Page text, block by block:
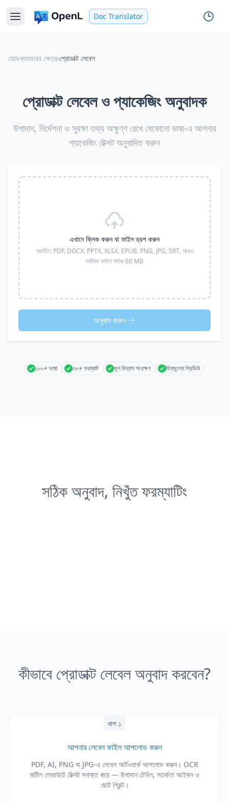
Doc Translator
হোম›ব্যবহারের ক্ষেত্র›প্রোডাক্ট লেবেল
প্রোডাক্ট লেবেল ও প্যাকেজিং অনুবাদক
উপাদান, নির্দেশনা ও সুরক্ষা তথ্য অক্ষুণ্ণ রেখে যেকোনো ভাষা-এ আপনার
প্যাকেজিং টেক্সট অনুবাদিত করুন
এখানে ক্লিক করুন বা ফাইল ড্রপ করুন
সমর্থিত: PDF, DOCX, PPTX, XLSX, EPUB, PNG, JPG, SRT, আরও
সর্বাধিক ফাইল সাইজ 80 MB
অনুবাদ করুন
১০০+ ভাষা ৩০+ ফরম্যাট মূল বিন্যাস সংরক্ষণ বিনামূল্যে প্রিভিউ
সঠিক অনুবাদ, নিখুঁত ফরম্যাটিং
কীভাবে প্রোডাক্ট লেবেল অনুবাদ করবেন?
ধাপ ১
আপনার লেবেল ফাইল আপলোড করুন
PDF, AI, PNG বা JPG-এ লেবেল আর্টওয়ার্ক আপলোড করুন। OCR
জটিল লেআউটে টেক্সট সনাক্ত করে — উপাদান টেবিল, সতর্কতা আইকন ও
ছোট প্রিন্ট।